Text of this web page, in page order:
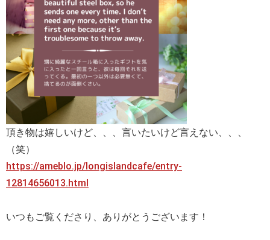
頂き物は嬉しいけど、、、言いたいけど言えない、、、
（笑）
https://ameblo.jp/longislandcafe/entry-
12814656013.html
いつもご覧くださり、ありがとうございます！